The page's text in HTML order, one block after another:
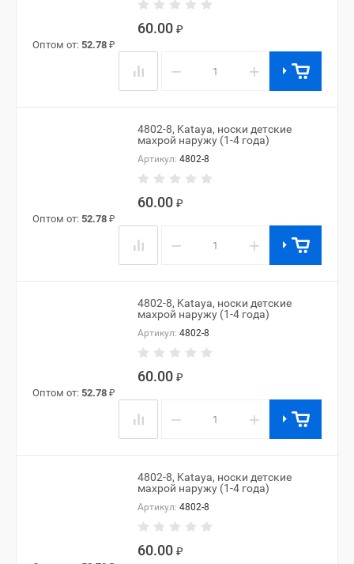
60.00 ₽
Оптом от: 52.78 ₽
− +
4802-8, Kataya, носки детские
махрой наружу (1-4 года)
Артикул: 4802-8
60.00 ₽
Оптом от: 52.78 ₽
− +
4802-8, Kataya, носки детские
махрой наружу (1-4 года)
Артикул: 4802-8
60.00 ₽
Оптом от: 52.78 ₽
− +
4802-8, Kataya, носки детские
махрой наружу (1-4 года)
Артикул: 4802-8
60.00 ₽